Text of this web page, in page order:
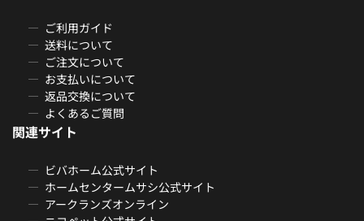
ご利用ガイド
送料について
ご注文について
お支払いについて
返品交換について
よくあるご質問
関連サイト
ビバホーム公式サイト
ホームセンタームサシ公式サイト
アークランズオンライン